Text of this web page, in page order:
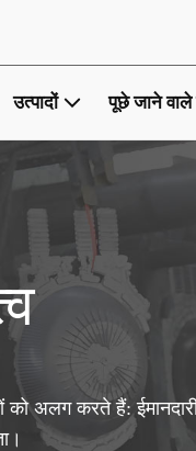
उत्पादों पूछे जाने वाले
को अलग करते हैं: